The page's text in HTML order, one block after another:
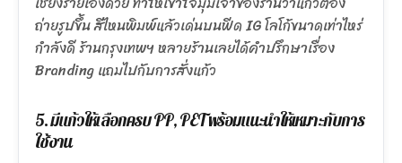
ถ่ายรูปขึ้น สีไหนพิมพ์แล้วเด่นบนฟีด IG โลโก้ขนาดเท่าไหร่
กำลังดี ร้านกรุงเทพฯ หลายร้านเลยได้คำปรึกษาเรื่อง
Branding แถมไปกับการสั่งแก้ว
5. มีแก้วให้เลือกครบ PP, PET พร้อมแนะนำให้เหมาะกับการ
ใช้งาน